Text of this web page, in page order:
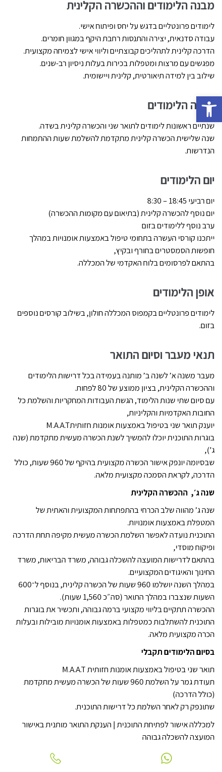
Open toolbar
מבנה הלימודים וההכשרה הקלינית
לימודים פרונטליים בדגש על יחס ופיתוח אישי.
עבודה סדנאית, יצירה והתנסות רחבת היקף במגוון חומרים.
הדרכה קלינית לתהליכים קבוצתיים וליווי אישי לצמיחה מקצועית.
מפגשים עם מרצות ומטפלות בכירות בעלות ניסיון רב-שנים.
שילוב בין למידה תיאורטית, קלינית ויישומית.
מבנה הלימודים
שנתיים ראשונותלימודים לתואר שני והכשרה קלינית בשדה.
שנה שלישית הכשרה קלינית מתקדמת להשלמת שעות ההתמחות
הנדרשות.
יום הלימודים
יום רביעי 18:45 – 8:30
יום נוסף להכשרה קלינית (בתיאום עם מקומות ההכשרה)
ערב נוסף ללימודים בזום
ייתכנו קורסי העשרה בתחומי טיפול באמצעות אומנויות במהלך
חופשות הסמסטרים בחורף ובקיץ,
בהתאם לפרסומים בלוח האקדמי של המכללה.
אופן הלימודים
לימודים פרונטליים בקמפוס המכללה חולון, בשילוב קורסים נוספים
בזום.
תנאי מעבר וסיום התואר
מעבר משנה א’ לשנה ב’ מותנה בעמידה בכל דרישות הלימודים
וההכשרה הקלינית, בציון ממוצע של 80 לפחות.
עם סיום שתי שנות הלימוד, הגשת העבודות המחקריות והשלמת כל
החובות האקדמיות והקליניות,
יוענק תואר שני בטיפול באמצעות אומנות חזותיתM.A.A.T
בוגרות התוכנית יוכלו להמשיך לשנת הכשרה מעשית מתקדמת (שנה
ג’),
שבסיומה יונפק אישור הכשרה מקצועית בהיקף של 960 שעות, כולל
הדרכה, לקראת הסמכה מקצועית מלאה.
שנה ג׳, ההכשרה הקלינית
שנה ג’ מהווה שלב הכרחי בהתפתחות המקצועית והאתית של
המטפלת באמצעות אומנויות.
התוכנית נועדה לאפשר השלמת הכשרה מעשית מקיפה תחת הדרכה
ופיקוח מוסדי,
בהתאם לדרישות המועצה להשכלה גבוהה, משרד הבריאות, משרד
החינוך והאיגודים המקצועיים.
במהלך השנה יושלמו 960 שעות של הכשרה קלינית, בנוסף ל־600
השעות שנצברו במהלך התואר (סה״כ 1,560 שעות).
ההכשרה תתקיים בליווי מקצועי ברמה גבוהה, ותכשיר את בוגרות
התוכנית להשתלבות כמטפלות באמצעות אומנויות מובילות ובעלות
הכרה מקצועית מלאה.
בסיום הלימודים תקבלי
תואר שני בטיפול באמצעות אומנות חזותיתM.A.A.T
תעודת גמר על השלמת960שעות של הכשרה מעשית מתקדמת
(כולל הדרכה)
שתונפק רק לאחר השלמת כל דרישות התוכנית.
למכללה אישור לפתיחת התוכנית | הענקת התואר מותנית באישור
המועצה להשכלה גבוהה